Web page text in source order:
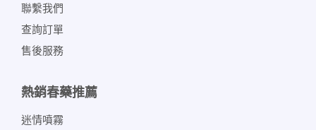
聯繫我們
查詢訂單
售後服務
熱銷春藥推薦
迷情噴霧